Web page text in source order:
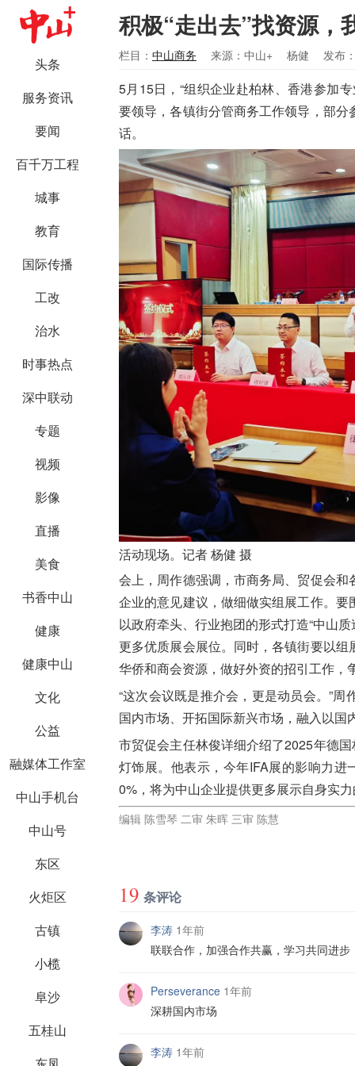
头条
服务资讯
要闻
百千万工程
城事
教育
国际传播
工改
治水
时事热点
深中联动
专题
视频
影像
直播
美食
书香中山
健康
健康中山
文化
公益
融媒体工作室
中山手机台
中山号
东区
火炬区
古镇
小榄
阜沙
五桂山
积极“走出去”找资源，
栏目： 中山商务 来源：中山+ 杨健 发布
5月15日，“组织企业赴柏林、香港参加
要领导，各镇街分管商务工作领导，部
话。
活动现场。记者 杨健 摄
会上，周作德强调，市商务局、贸促会
企业的意见建议，做细做实组展工作。
以政府牵头、行业抱团的形式打造“中山
更多优质展会展位。同时，各镇街要以
华侨和商会资源，做好外资的招引工作，
“这次会议既是推介会，更是动员会。”
国内市场、开拓国际新兴市场，融入以
市贸促会主任林俊详细介绍了2025年德
灯饰展。他表示，今年IFA展的影响力
0%，将为中山企业提供更多展示自身实
编辑 陈雪琴 二审 朱晖 三审 陈慧
19 条评论
李涛 1年前
联联合作，加强合作共赢，学习共同进步
Perseverance 1年前
深耕国内市场
李涛 1年前